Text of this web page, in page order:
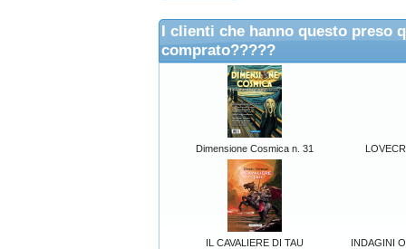
I clienti che hanno questo preso
comprato?????
Dimensione Cosmica n. 31
IL CAVALIERE DI TAU INDAGINI